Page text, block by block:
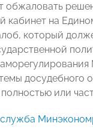
обжаловать
кабинет на
который
досудебного
или